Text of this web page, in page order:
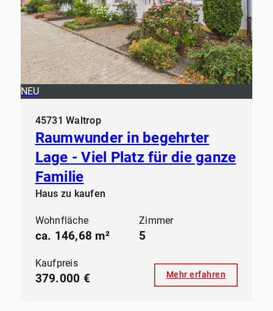
NEU
45731 Waltrop
Raumwunder in begehrter
Lage - Viel Platz für die ganze
Familie
Haus zu kaufen
Wohnfläche
ca. 146,68 m²
Zimmer
5
Kaufpreis
379.000 € Mehr erfahren